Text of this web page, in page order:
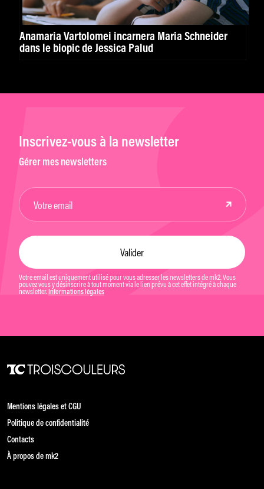
Anamaria Vartolomei incarnera Maria Schneider
dans le biopic de Jessica Palud
Inscrivez-vous à la newsletter
Gérer mes newsletters
Votre email est uniquement utilisé pour vous adresser les newsletters de mk2. Vous
pouvez vous y désinscrire à tout moment via le lien prévu à cet effet intégré à chaque
newsletter. Informations légales
Mentions légales et CGU
Politique de confidentialité
Contacts
À propos de mk2